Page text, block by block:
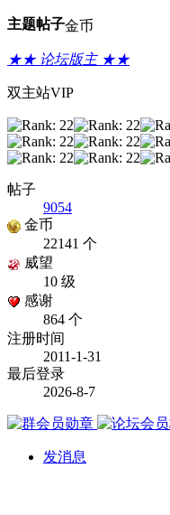
主题帖子金币
★★ 论坛版主 ★★
双主站VIP
帖子
9054
金币
22141 个
威望
10 级
感谢
864 个
注册时间
2011-1-31
最后登录
2026-8-7
发消息